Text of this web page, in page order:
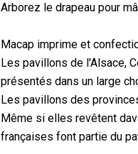
Arborez le drapeau pour
Macap imprime et
Les pavillons de l'Alsace,
présentés dans un large
Les pavillons des
Même si elles revêtent
françaises font partie du